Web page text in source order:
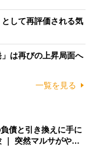
して再評価される気
は再びの上昇局面へ
一覧を見る
債と引き換えに手に
｜ 突然マルサがや…